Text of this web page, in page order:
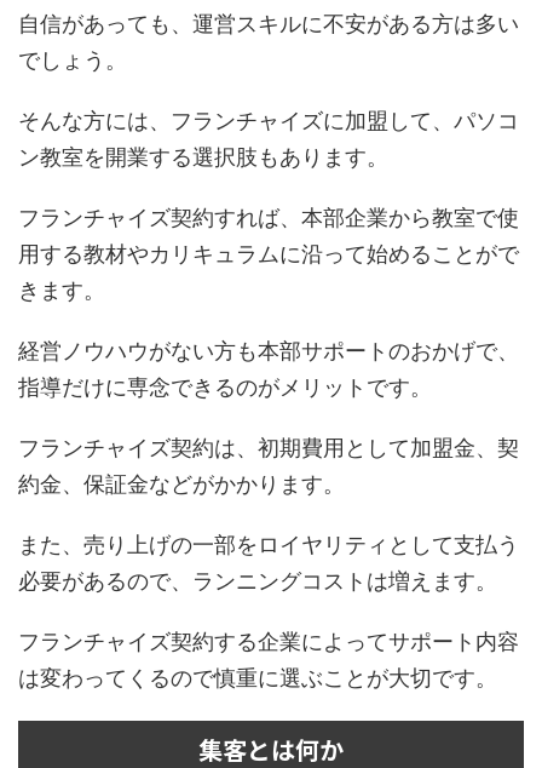
自信があっても、運営スキルに不安がある方は多い
でしょう。
そんな方には、フランチャイズに加盟して、パソコ
ン教室を開業する選択肢もあります。
フランチャイズ契約すれば、本部企業から教室で使
用する教材やカリキュラムに沿って始めることがで
きます。
経営ノウハウがない方も本部サポートのおかげで、
指導だけに専念できるのがメリットです。
フランチャイズ契約は、初期費用として加盟金、契
約金、保証金などがかかります。
また、売り上げの一部をロイヤリティとして支払う
必要があるので、ランニングコストは増えます。
フランチャイズ契約する企業によってサポート内容
は変わってくるので慎重に選ぶことが大切です。
集客とは何か